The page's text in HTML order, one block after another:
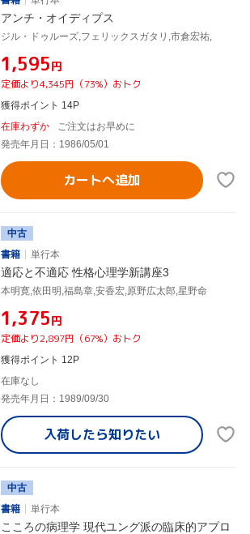
アンチ・オイディプス
ジル・ドゥルーズ,フェリックスガタリ,市倉宏祐,
¥1,595円
定価より4,345円（73%）おトク
獲得ポイント 14P
在庫わずか
ご注文はお早めに
発売年月日：1986/05/01
カートへ追加
中古
書籍
単行本
適応と不適応 性格心理学新講座3
本明寛,依田明,福島章,安香宏,原野広太郎,星野命
¥1,375円
定価より2,897円（67%）おトク
獲得ポイント 12P
在庫なし
発売年月日：1989/09/30
入荷したら知りたい
中古
書籍
単行本
こころの病理学 現代ユング派の臨床的アプロ